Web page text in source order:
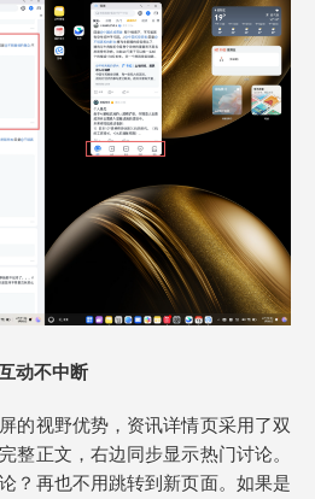
动不中断
的视野优势，资讯详情页采用了双
整正文，右边同步显示热门讨论。
？再也不用跳转到新页面。如果是